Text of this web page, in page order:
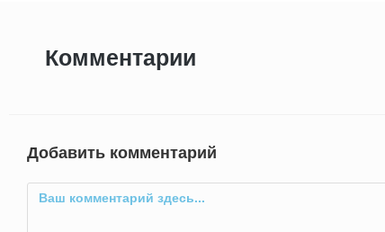
Комментарии
Добавить комментарий